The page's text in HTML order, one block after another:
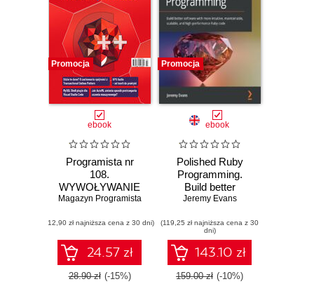
Promocja
ebook
Programista nr
108.
WYWOŁYWANIE
KODU
C++ Z JĘZYKA
RUBY
Magazyn Programista
(12,90 zł najniższa cena z 30 dni)
24.57 zł
28.90 zł (-15%)
Promocja
ebook
Polished Ruby
Programming.
Build better
software with more
maintainable,
scalable, and high-
performance Ruby
code
Jeremy Evans
(119,25 zł najniższa cena z 30
dni)
143.10 zł
159.00 zł (-10%)